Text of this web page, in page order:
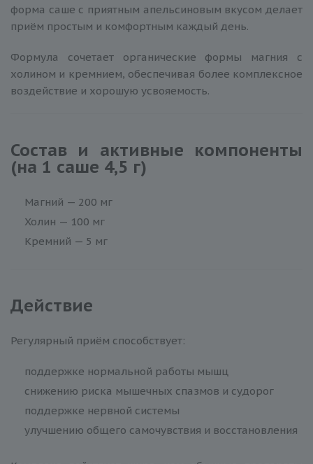
форма саше с приятным апельсиновым вкусом делает
приём простым и комфортным каждый день.
Формула сочетает органические формы магния с
холином и кремнием, обеспечивая более комплексное
воздействие и хорошую усвояемость.
Состав и активные компоненты
(на 1 саше 4,5 г)
Магний — 200 мг
Холин — 100 мг
Кремний — 5 мг
Действие
Регулярный приём способствует:
поддержке нормальной работы мышц
снижению риска мышечных спазмов и судорог
поддержке нервной системы
улучшению общего самочувствия и восстановления